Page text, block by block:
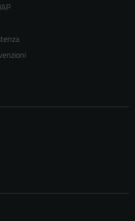
del sito e non